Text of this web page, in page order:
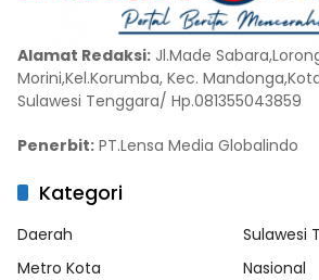
Alamat Redaksi: Jl.Made
Morini,Kel.Korumba, Kec.
Sulawesi Tenggara/ Hp.081355043859
Penerbit: PT.Lensa Media Globalindo
Kategori
Daerah
Sulawesi
Metro Kota
Nasional